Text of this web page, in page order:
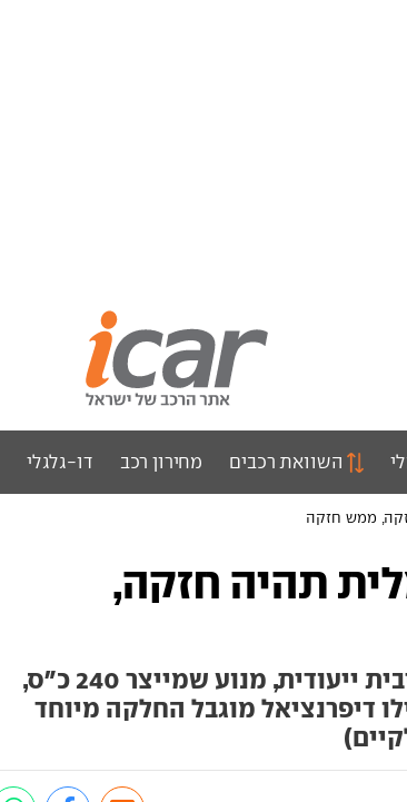
השוואת רכבים מחירון רכב דו-גלגלי
החשמלית תהיה חזקה,
עם פלטפורמה חשמלית ספורטיבית ייעודית, מנוע שמייצר 240 כ"ס,
דיפרנציאל מוגבל החלקה מיוחד